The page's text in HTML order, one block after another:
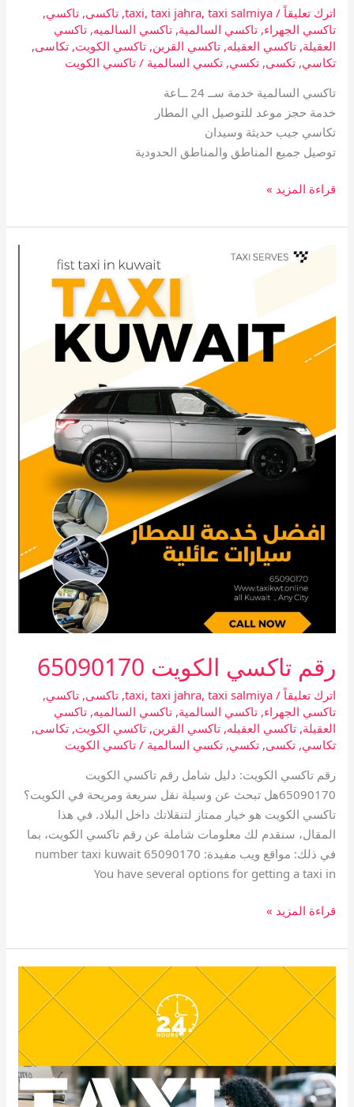
اترك تعليقاً /
taxi, taxi jahra, taxi salmiya
,تاكسى,تاكسي,
تاكسي الجهراء,تاكسي السالمية,تاكسي السالميه,تاكسي
العقيلة,تاكسي العقيله,تاكسي القرين,تاكسي الكويت,تكاسى,
تكاسي,تكسى,تكسي,تكسي السالمية /تاكسي الكويت
تاكسي السالمية خدمة ســ 24 ــاعة
خدمة حجز موعد للتوصيل الي المطار
تكاسي جيب حديثة وسيدان
توصيل جميع المناطق والمناطق الحدودية
قراءة المزيد »
رقم تاكسي الكويت 65090170
اترك تعليقاً /
taxi, taxi jahra, taxi salmiya
,تاكسى,تاكسي,
تاكسي الجهراء,تاكسي السالمية,تاكسي السالميه,تاكسي
العقيلة,تاكسي العقيله,تاكسي القرين,تاكسي الكويت,تكاسى,
تكاسي,تكسى,تكسي,تكسي السالمية /تاكسي الكويت
رقم تاكسي الكويت: دليل شامل رقم تاكسي الكويت
65090170هل تبحث عن وسيلة نقل سريعة ومريحة في الكويت؟
تاكسي الكويت هو خيار ممتاز لتنقلاتك داخل البلاد. في هذا
المقال، سنقدم لك معلومات شاملة عن رقم تاكسي الكويت، بما
في ذلك: مواقع ويب مفيدة: number taxi kuwait 65090170
You have several options for getting a taxi in
65090170
قراءة المزيد »
تاكسي
عبد
الله